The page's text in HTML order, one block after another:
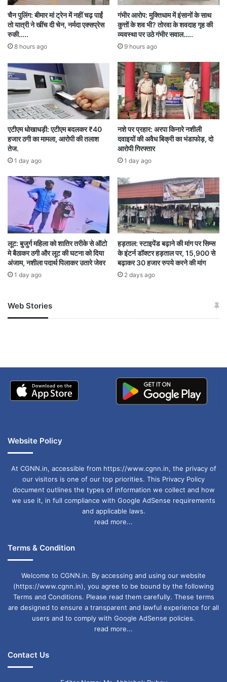
का कोई औचित्य नहीं है। यदि शांति वार्ता करनी है तो कोई
चेहरा सामने आना चाहिए, जिससे बातचीत की जा सके। वहीं
भूपेश बघेल के बस्तर दौरे पर विजय शर्मा ने कहा कि अगर
वह पहले ऐसा करते तो शायद सरकार से बाहर नहीं होते।
कर्रेगुटा ऑपरेशन की जांच पर उन्होंने कहा कि जवानों ने जो
किया सही किया, यह ऑपरेशन जरूरी था। आखिर इतनी
बड़ी मात्रा में राशन लेकर नक्सली पहाड़ पर क्यों चढ़े हुए
थे।क्यों विस्फोटकों को तैयार करने के लिए इतने केंद्र बनाए
वारदात करते इसलिए अच्छा ही हुआ कि यह ऑपरेशन वहां
किया गया। जवानों ने अपने हौसले का परिचय दिया है,
विजय शर्मा ने कहा है कि बस्तर के एक-एक इंच पर संविधान
लागू होगा।
#cg
chhattisgarh Naxal naxali arrested
चैन पुलिंग: बीमार मां ट्रेन में नहीं चढ़ पाईं
तो यात्री ने खींच दी चेन, नर्मदा एक्सप्रेस
रुकी…..
8 hours ago
गंभीर आरोप: मुक्तिधाम में इंसानों के साथ
कुत्तों के शव भी? तोरवा के शवदाह गृह की
व्यवस्था पर उठे गंभीर सवाल…..
9 hours ago
एटीएम धोखाधड़ी: एटीएम बदलकर ₹40
हजार ठगी का मामला, आरोपी की तलाश
तेज.
1 day ago
नशे पर प्रहार: अरपा किनारे नशीली
दवाइयों की अवैध बिक्री का भंडाफोड़, दो
आरोपी गिरफ्तार
1 day ago
लूट: बुजुर्ग महिला को शातिर तरीके से ऑटो
मे बैठाकर ठगी और लूट की घटना को दिया
अंजाम, नशीला पदार्थ पिलाकर उतारे जेवर
1 day ago
हड़ताल: स्टाइपेंड बढ़ाने की मांग पर सिम्स
के इंटर्न डॉक्टर हड़ताल पर, 15,900 से
बढ़ाकर 30 हजार रुपये करने की मांग
2 days ago
Web Stories
जम्मू-कश्मीर में बारिश से
अपडेट
खाई में धक्का… आरोपियों ने
Website Policy
At CGNN.in, accessible from https://www.cgnn.in, the privacy of
our visitors is one of our top priorities. This Privacy Policy
document outlines the types of information we collect and how
we use it, in full compliance with Google AdSense requirements
and applicable laws.
read more...
Terms & Condition
Welcome to CGNN.in. By accessing and using our website
(https://www.cgnn.in), you agree to be bound by the following
Terms and Conditions. Please read them carefully. These terms
are designed to ensure a transparent and lawful experience for all
users and to comply with Google AdSense policies.
read more...
Contact Us